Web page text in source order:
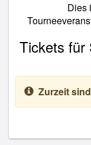
Dies
Tickets für
Zurzeit